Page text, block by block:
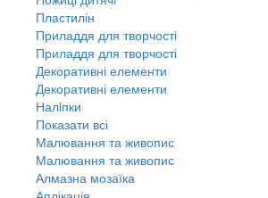
Пластилін
Приладдя для творчості
Приладдя для творчості
Декоративні елементи
Декоративні елементи
Налiпки
Показати всі
Малювання та живопис
Малювання та живопис
Алмазна мозаїка